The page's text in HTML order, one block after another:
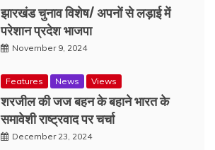
झारखंड चुनाव विशेष/ अपनों से लड़ाई में
परेशान प्रदेश भाजपा
November 9, 2024
Features News Views
शरजील की जज बहन के बहाने भारत के
समावेशी राष्ट्रवाद पर चर्चा
December 23, 2024